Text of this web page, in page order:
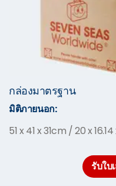
กล่องมาตรฐาน
มิติภายนอก:
51 x 41 x 31cm / 20 x
รับใบ